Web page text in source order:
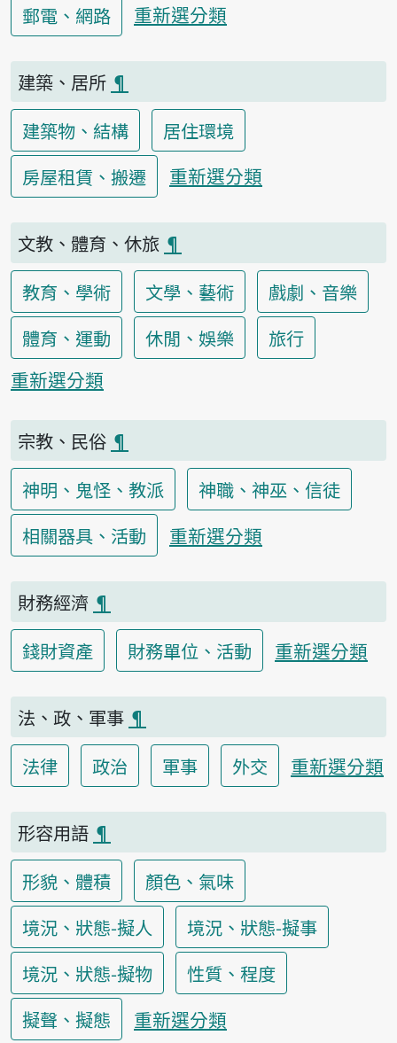
郵電、網路
重新選分類
建築、居所 ¶
建築物、結構
居住環境
房屋租賃、搬遷
重新選分類
文教、體育、休旅 ¶
教育、學術
文學、藝術
戲劇、音樂
體育、運動
休閒、娛樂
旅行
重新選分類
宗教、民俗 ¶
神明、鬼怪、教派
神職、神巫、信徒
相關器具、活動
重新選分類
財務經濟 ¶
錢財資產
財務單位、活動 重新選分類
法、政、軍事 ¶
法律
政治 軍事 外交 重新選分類
形容用語 ¶
形貌、體積
顏色、氣味
境況、狀態-擬人
境況、狀態-擬事
境況、狀態-擬物
性質、程度
擬聲、擬態
重新選分類